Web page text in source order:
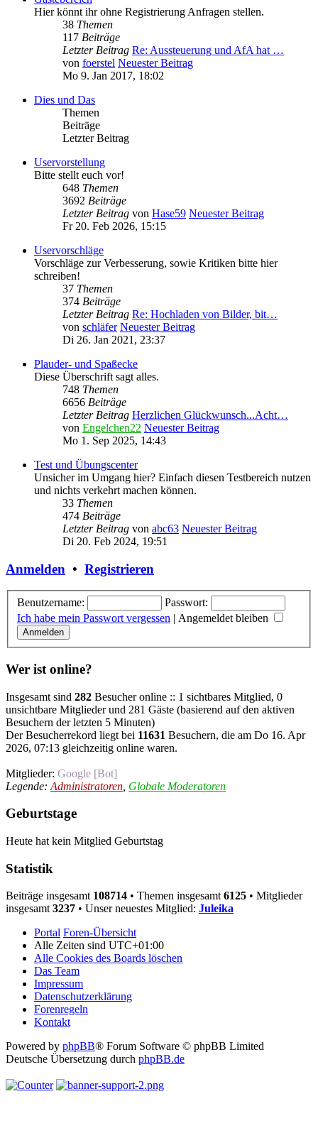
Hier könnt ihr ohne Registrierung Anfragen stellen.
38 Themen
117 Beiträge
Letzter Beitrag Re: Aussteuerung und AfA hat …
von foerstel Neuester Beitrag
Mo 9. Jan 2017, 18:02
Dies und Das
Themen
Beiträge
Letzter Beitrag
Uservorstellung
Bitte stellt euch vor!
648 Themen
3692 Beiträge
Letzter Beitrag von Hase59 Neuester Beitrag
Fr 20. Feb 2026, 15:15
Uservorschläge
Vorschläge zur Verbesserung, sowie Kritiken bitte hier
schreiben!
37 Themen
374 Beiträge
Letzter Beitrag Re: Hochladen von Bilder, bit…
von schläfer Neuester Beitrag
Di 26. Jan 2021, 23:37
Plauder- und Spaßecke
Diese Überschrift sagt alles.
748 Themen
6656 Beiträge
Letzter Beitrag Herzlichen Glückwunsch...Acht…
von Engelchen22 Neuester Beitrag
Mo 1. Sep 2025, 14:43
Test und Übungscenter
Unsicher im Umgang hier? Einfach diesen Testbereich nutzen
und nichts verkehrt machen können.
33 Themen
474 Beiträge
Letzter Beitrag von abc63 Neuester Beitrag
Di 20. Feb 2024, 19:51
Anmelden • Registrieren
Benutzername:
Passwort:
Ich habe mein Passwort vergessen | Angemeldet bleiben
Wer ist online?
Insgesamt sind 282 Besucher online :: 1 sichtbares Mitglied, 0
unsichtbare Mitglieder und 281 Gäste (basierend auf den aktiven
Besuchern der letzten 5 Minuten)
Der Besucherrekord liegt bei 11631 Besuchern, die am Do 16. Apr
2026, 07:13 gleichzeitig online waren.
Mitglieder: Google [Bot]
Legende: Administratoren Globale Moderatoren
Geburtstage
Heute hat kein Mitglied Geburtstag
Statistik
Beiträge insgesamt 108714 • Themen insgesamt 6125 • Mitglieder
insgesamt 3237 • Unser neuestes Mitglied: Juleika
Portal Foren-Übersicht
Alle Zeiten sind UTC+01:00
Alle Cookies des Boards löschen
Das Team
Impressum
Datenschutzerklärung
Forenregeln
Kontakt
Powered by phpBB® Forum Software © phpBB Limited
Deutsche Übersetzung durch phpBB.de